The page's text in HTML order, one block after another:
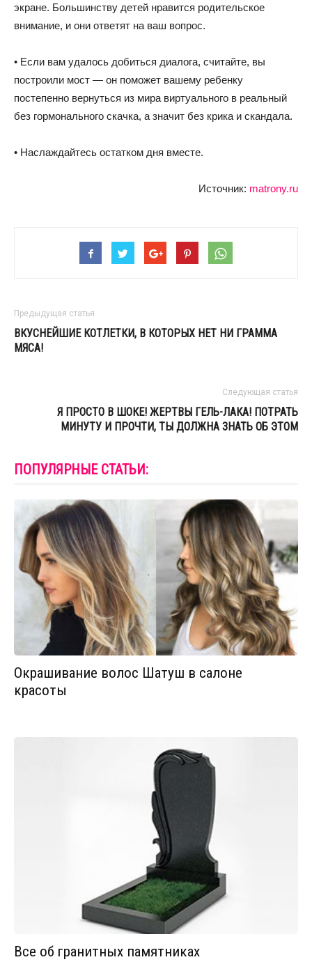
экране. Большинству детей нравится родительское
внимание, и они ответят на ваш вопрос.
• Если вам удалось добиться диалога, считайте, вы
построили мост — он поможет вашему ребенку
постепенно вернуться из мира виртуального в реальный
без гормонального скачка, а значит без крика и скандала.
• Наслаждайтесь остатком дня вместе.
Источник: matrony.ru
Предыдущая статья
ВКУСНЕЙШИЕ КОТЛЕТКИ, В КОТОРЫХ НЕТ НИ ГРАММА
МЯСА!
Следующая статья
Я ПРОСТО В ШОКЕ! ЖЕРТВЫ ГЕЛЬ-ЛАКА! ПОТРАТЬ
МИНУТУ И ПРОЧТИ, ТЫ ДОЛЖНА ЗНАТЬ ОБ ЭТОМ
ПОПУЛЯРНЫЕ СТАТЬИ:
Окрашивание волос Шатуш в салоне
красоты
Все об гранитных памятниках